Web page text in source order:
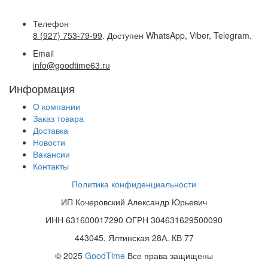
Телефон
8 (927) 753-79-99. Доступен WhatsApp, Viber, Telegram.
Email
info@goodtime63.ru
Информация
О компании
Заказ товара
Доставка
Новости
Вакансии
Контакты
Политика конфиденциальности
ИП Кочеровский Александр Юрьевич
ИНН 631600017290 ОГРН 304631629500090
443045, Ялтинская 28А. КВ 77
© 2025 GoodTime Все права защищены